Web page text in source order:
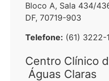
Bloco A, Sala 434/
DF, 70719-903
Telefone: (61) 3222-
Centro Clínico
Águas Claras